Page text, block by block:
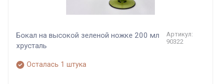
Бокал на высокой зеленой ножке 200 мл
хрусталь
Артикул:
90322
Осталась 1 штука